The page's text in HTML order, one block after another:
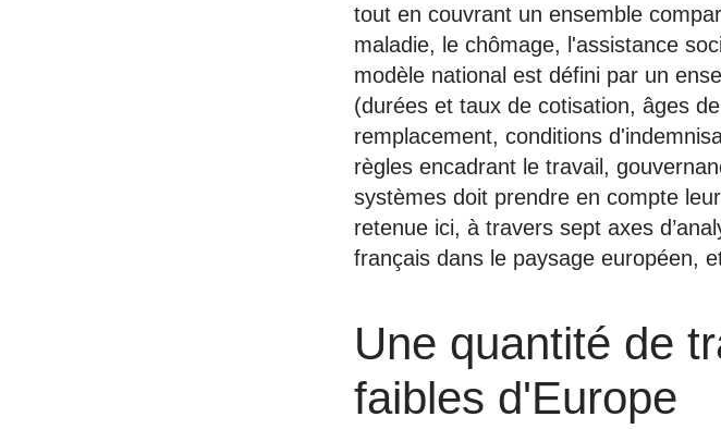
tout en couvrant un ensemble
maladie, le chômage, l'assistance
modèle national est défini par un
(durées et taux de cotisation, âges
remplacement, conditions
règles encadrant le travail,
systèmes doit prendre en compte
retenue ici, à travers sept axes
français dans le paysage européen,
Une quantité de
faibles d'Europe